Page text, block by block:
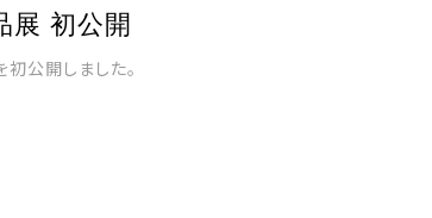
展 初公開
公開しました。